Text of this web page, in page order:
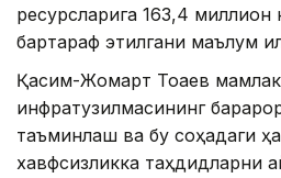
ресурсларига 163,4
бартараф этилгани маълум
Қасим-Жомарт Тоқаев
инфратузилмасининг
таъминлаш ва бу соҳадаги
хавфсизликка таҳдидларни